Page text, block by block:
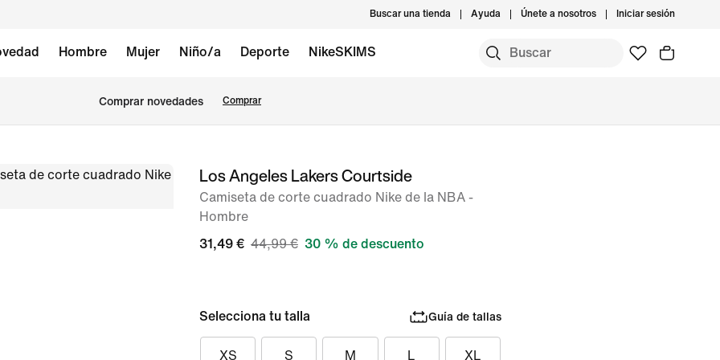
Buscar una tienda Ayuda Únete a nosotros Iniciar sesión
Hombre Mujer Niño/a Deporte NikeSKIMS
Comprar novedades Comprar
ImagenLos Angeles Lakers Courtside
Camiseta de corte cuadrado Nike de la NBA -
Hombre
31,49 € 44,99 € 30 % de descuento
Selecciona tu talla Guía de tallas
XS S M L XL